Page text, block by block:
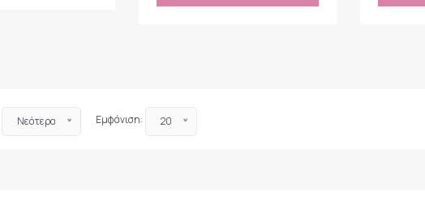
Νεότερα Εμφάνιση: 20